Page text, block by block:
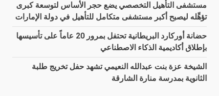
مستشفى التأهيل التخصصي يضع حجر الأساس لتوسعة كبرى
تؤهِّله ليصبح أكبر مستشفى متكامل للتأهيل في دولة الإمارات
حضانة أوركارد البريطانية تحتفل بمرور 20 عاماً على تأسيسها
بإطلاق أكاديمية الذكاء الاصطناعي
الشيخة عزة بنت عبدالله النعيمي تشهد حفل تخريج طلبة
الثانوية بمدرسة منارة الشارقة